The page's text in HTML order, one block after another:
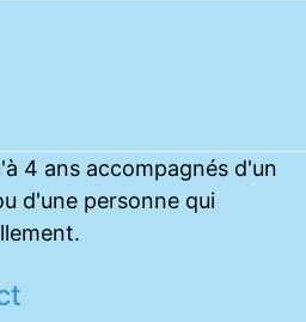
4 ans accompagnés d'un
d'une personne qui